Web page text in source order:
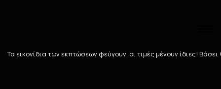
Τα εικονίδια των εκπτώσεων φεύγουν, οι τιμές μένουν ίδιες!